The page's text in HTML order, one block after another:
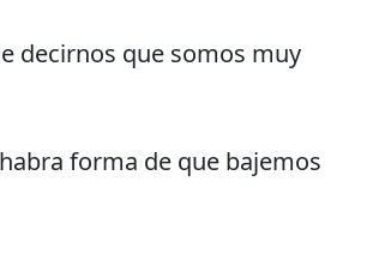
decirnos que somos muy
forma de que bajemos